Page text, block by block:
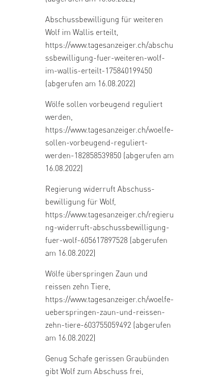
Abschussbewilligung für weiteren
Wolf im Wallis erteilt,
https://www.tagesanzeiger.ch/abschu
ssbewilligung-fuer-weiteren-wolf-
im-wallis-erteilt-175840199450
(abgerufen am 16.08.2022)
Wölfe sollen vorbeugend reguliert
werden,
https://www.tagesanzeiger.ch/woelfe-
sollen-vorbeugend-reguliert-
werden-182858539850 (abgerufen am
16.08.2022)
Regierung widerruft Abschuss­
bewilligung für Wolf,
https://www.tagesanzeiger.ch/regieru
ng-widerruft-abschussbewilligung-
fuer-wolf-605617897528 (abgerufen
am 16.08.2022)
Wölfe überspringen Zaun und
reissen zehn Tiere,
https://www.tagesanzeiger.ch/woelfe-
ueberspringen-zaun-und-reissen-
zehn-tiere-603755059492 (abgerufen
am 16.08.2022)
Genug Schafe gerissen Graubünden
gibt Wolf zum Abschuss frei,